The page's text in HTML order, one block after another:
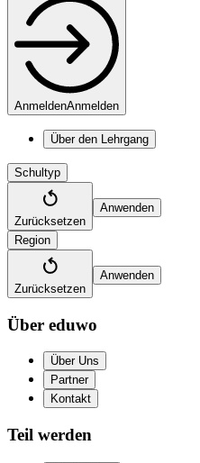
AnmeldenAnmelden
Über den Lehrgang
Schultyp
Zurücksetzen
Anwenden
Region
Zurücksetzen
Anwenden
Über eduwo
Über Uns
Partner
Kontakt
Teil werden